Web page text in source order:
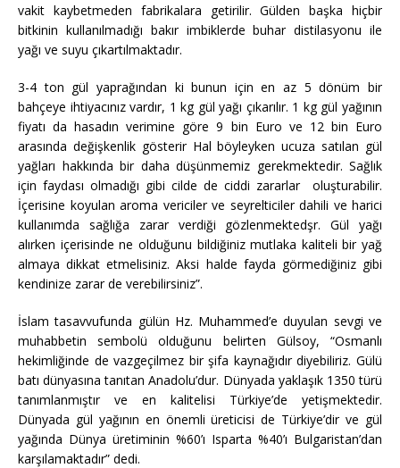
vakit kaybetmeden fabrikalara getirilir. Gülden başka hiçbir
bitkinin kullanılmadığı bakır imbiklerde buhar distilasyonu ile
yağı ve suyu çıkartılmaktadır.
3-4 ton gül yaprağından ki bunun için en az 5 dönüm bir
bahçeye ihtiyacınız vardır, 1 kg gül yağı çıkarılır. 1 kg gül yağının
fiyatı da hasadın verimine göre 9 bin Euro ve 12 bin Euro
arasında değişkenlik gösterir Hal böyleyken ucuza satılan gül
yağları hakkında bir daha düşünmemiz gerekmektedir. Sağlık
için faydası olmadığı gibi cilde de ciddi zararlar oluşturabilir.
İçerisine koyulan aroma vericiler ve seyrelticiler dahili ve harici
kullanımda sağlığa zarar verdiği gözlenmektedşr. Gül yağı
alırken içerisinde ne olduğunu bildiğiniz mutlaka kaliteli bir yağ
almaya dikkat etmelisiniz. Aksi halde fayda görmediğiniz gibi
kendinize zarar de verebilirsiniz”.
İslam tasavvufunda gülün Hz. Muhammed’e duyulan sevgi ve
muhabbetin sembolü olduğunu belirten Gülsoy, “Osmanlı
hekimliğinde de vazgeçilmez bir şifa kaynağıdır diyebiliriz. Gülü
batı dünyasına tanıtan Anadolu’dur. Dünyada yaklaşık 1350 türü
tanımlanmıştır ve en kalitelisi Türkiye’de yetişmektedir.
Dünyada gül yağının en önemli üreticisi de Türkiye’dir ve gül
yağında Dünya üretiminin %60’ı Isparta %40’ı Bulgaristan’dan
karşılamaktadır” dedi.